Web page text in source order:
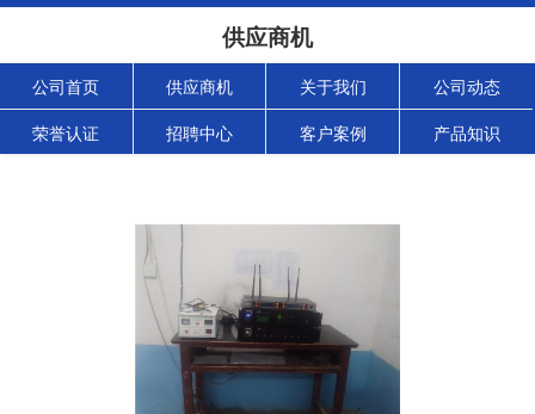
供应商机
公司首页 供应商机 关于我们 公司动态
荣誉认证 招聘中心 客户案例 产品知识